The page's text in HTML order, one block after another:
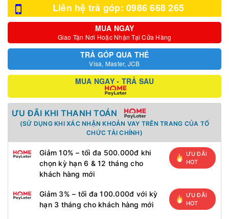
Liên hệ trả góp: 0986 668 265
MUA NGAY
Giao Tận Nơi Hoặc Nhận Tại Cửa Hàng
TRẢ GÓP QUA THẺ
Visa, Master, JCB
MUA NGAY - TRẢ SAU
ƯU ĐÃI KHI THANH TOÁN
(SỬ DỤNG KHI XÁC NHẬN KHOẢN VAY TRÊN TRANG CỦA TỔ
CHỨC TÀI CHÍNH)
Giảm 10% – tối đa 500.000đ khi
chọn kỳ hạn 6 & 12 tháng cho
khách hàng mới
ƯU ĐÃI
HOT
Giảm 3% – tối đa 100.000đ với kỳ
hạn 3 tháng cho khách hàng mới
ƯU ĐÃI
HOT